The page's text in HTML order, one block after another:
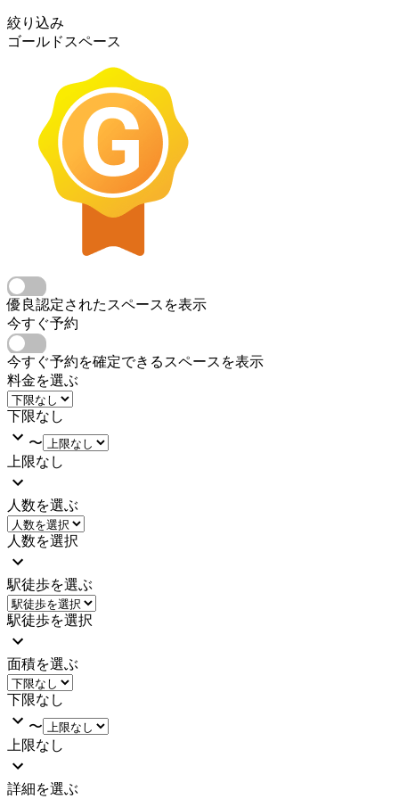
絞り込み
ゴールドスペース
優良認定されたスペースを表示
今すぐ予約
今すぐ予約を確定できるスペースを表示
料金を選ぶ
下限なし
〜
上限なし
人数を選ぶ
人数を選択
駅徒歩を選ぶ
駅徒歩を選択
面積を選ぶ
下限なし
〜
上限なし
詳細を選ぶ